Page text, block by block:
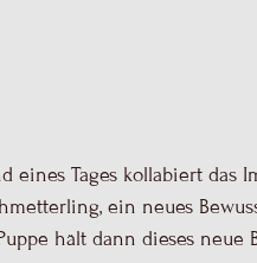
nicht verhärten, würde
nicht die Haut
Sprung dir vorstellen.